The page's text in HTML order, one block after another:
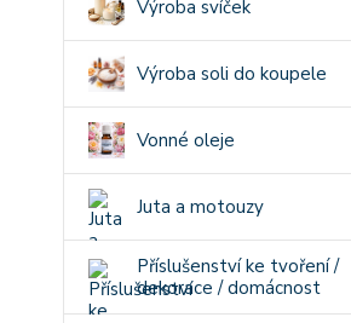
Výroba svíček
Výroba soli do koupele
Vonné oleje
Juta a motouzy
Příslušenství ke tvoření /
dekorace / domácnost